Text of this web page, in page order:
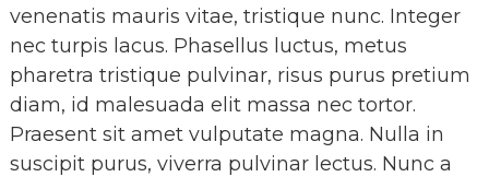
venenatis mauris vitae, tristique nunc. Integer
nec turpis lacus. Phasellus luctus, metus
pharetra tristique pulvinar, risus purus pretium
diam, id malesuada elit massa nec tortor.
Praesent sit amet vulputate magna. Nulla in
suscipit purus, viverra pulvinar lectus. Nunc a